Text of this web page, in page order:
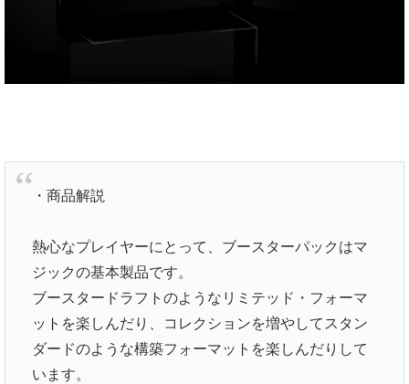
・商品解説
熱心なプレイヤーにとって、ブースターパックはマ
ジックの基本製品です。
ブースタードラフトのようなリミテッド・フォーマ
ットを楽しんだり、コレクションを増やしてスタン
ダードのような構築フォーマットを楽しんだりして
います。